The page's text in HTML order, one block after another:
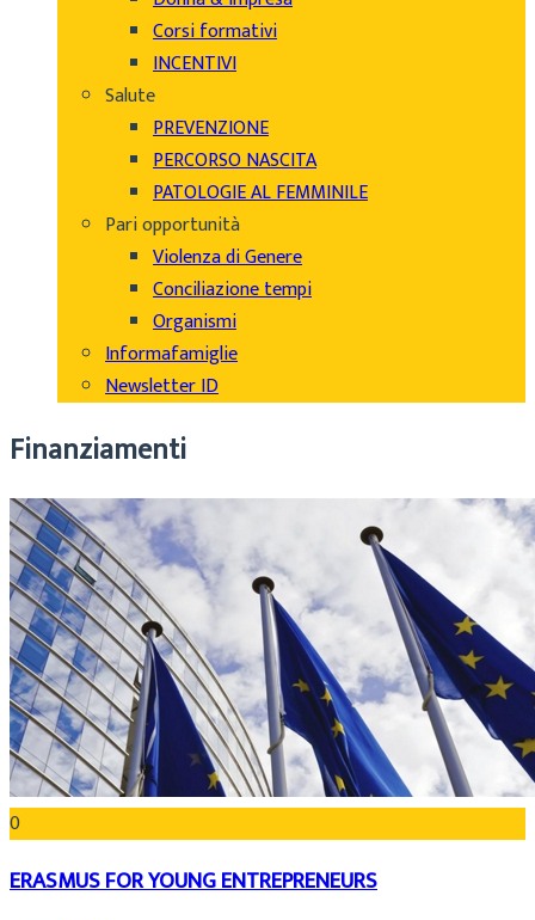
Corsi formativi
INCENTIVI
Salute
PREVENZIONE
PERCORSO NASCITA
PATOLOGIE AL FEMMINILE
Pari opportunità
Violenza di Genere
Conciliazione tempi
Organismi
Informafamiglie
Newsletter ID
Finanziamenti
0
ERASMUS FOR YOUNG ENTREPRENEURS